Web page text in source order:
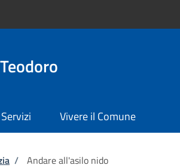
Servizi Vivere il Comune
/ Andare all'asilo nido